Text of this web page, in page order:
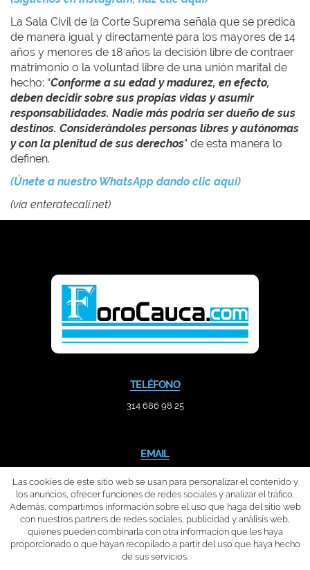
La Sala Civil de la Corte Suprema señala que se predica
de manera igual y directamente para los mayores de 14
años y menores de 18 años la decisión libre de contraer
matrimonio o la voluntad libre de una unión marital de
hecho: “Conforme a su edad y madurez, en efecto,
deben decidir sobre sus propias vidas y asumir
responsabilidades. Nadie más podría ser dueño de sus
destinos. Considerándoles personas libres y autónomas
y con la plenitud de sus derechos” de esta manera lo
definen.
(Únete a nuestro WhatsApp dando clic aquí)
(vía enteratecali.net)
TELÉFONO
314 686 98 25
EMAIL
Las cookies de este sitio web se usan para personalizar el contenido y
los anuncios, ofrecer funciones de redes sociales y analizar el tráfico.
Además, compartimos información sobre el uso que haga del sitio web
con nuestros partners de redes sociales, publicidad y análisis web,
quienes pueden combinarla con otra información que les haya
proporcionado o que hayan recopilado a partir del uso que haya hecho
de sus servicios.